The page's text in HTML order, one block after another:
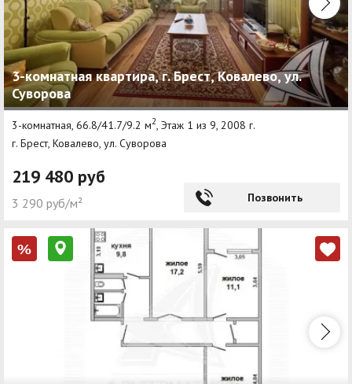
3-комнатная квартира, г. Брест, Ковалево, ул.
Суворова
3-комнатная, 66.8/41.7/9.2 м2 , Этаж 1 из 9, 2008 г.
г. Брест, Ковалево, ул. Суворова
219 480 руб
3 290 руб/м² Позвонить
%